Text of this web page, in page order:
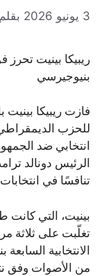
3 يونيو 2026 بقلم
ريبيكا بينيت تحرز
بنيوجيرسي
فازت ريبيكا بينيت
للحزب
انتخابي ضد
الرئيس دونالد
تنافسًا في
بينيت، التي كانت
تغلّبت على ثلاثة
من الأصوات وفق